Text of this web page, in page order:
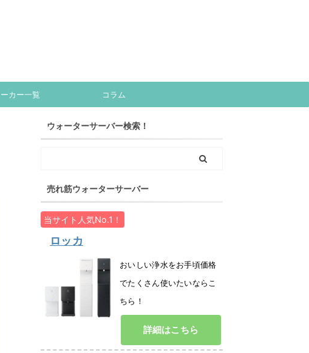
ーカー一覧 コラム
ウォーターサーバー検索！
売れ筋ウォーターサーバー
当サイト人気No.1！
ロッカ
おいしい浄水をお手頃価格
でたくさん使いたいならこ
ちら！
詳細はこちら